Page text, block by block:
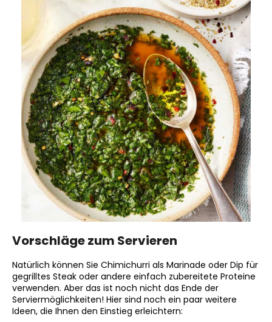
Vorschläge zum Servieren
Natürlich können Sie Chimichurri als Marinade oder Dip für
gegrilltes Steak oder andere einfach zubereitete Proteine
verwenden. Aber das ist noch nicht das Ende der
Serviermöglichkeiten! Hier sind noch ein paar weitere
Ideen, die Ihnen den Einstieg erleichtern: